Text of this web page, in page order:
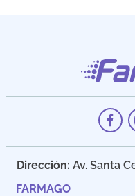
Dirección: Av. Santa
FARMAGO